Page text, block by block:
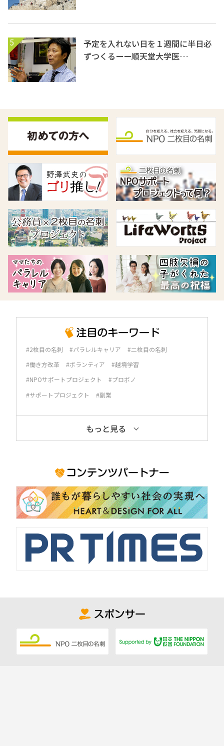
5
予定を入れない日を１週間に半日必
ずつくるーー順天堂大学医…
#2枚目の名刺 #パラレルキャリア
#二枚目の名刺
#働き方改革
#ボランティア
#越境学習
#NPOサポートプロジェクト
#プロボノ
#サポートプロジェクト
#副業
もっと見る